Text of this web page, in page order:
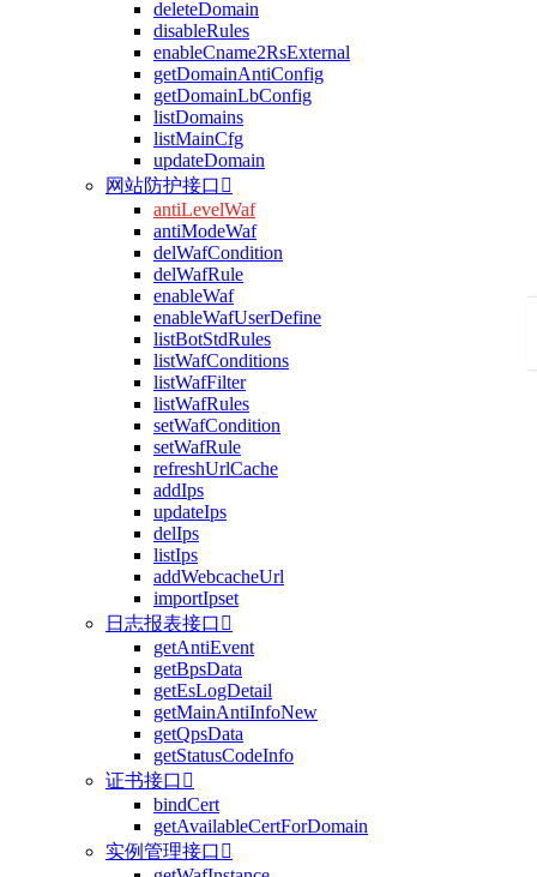
deleteDomain
disableRules
enableCname2RsExternal
getDomainAntiConfig
getDomainLbConfig
listDomains
listMainCfg
updateDomain
网站防护接口 
antiLevelWaf
antiModeWaf
delWafCondition
delWafRule
enableWaf
enableWafUserDefine
listBotStdRules
listWafConditions
listWafFilter
listWafRules
setWafCondition
setWafRule
refreshUrlCache
addIps
updateIps
delIps
listIps
addWebcacheUrl
importIpset
日志报表接口 
getAntiEvent
getBpsData
getEsLogDetail
getMainAntiInfoNew
getQpsData
getStatusCodeInfo
证书接口 
bindCert
getAvailableCertForDomain
实例管理接口 